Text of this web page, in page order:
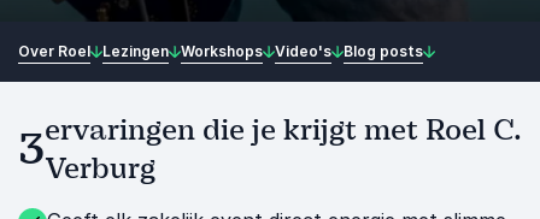
Over Roel Lezingen Workshops Video's Blog posts
3ervaringen die je krijgt met Roel C.
Verburg